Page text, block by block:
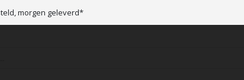
morgen geleverd*